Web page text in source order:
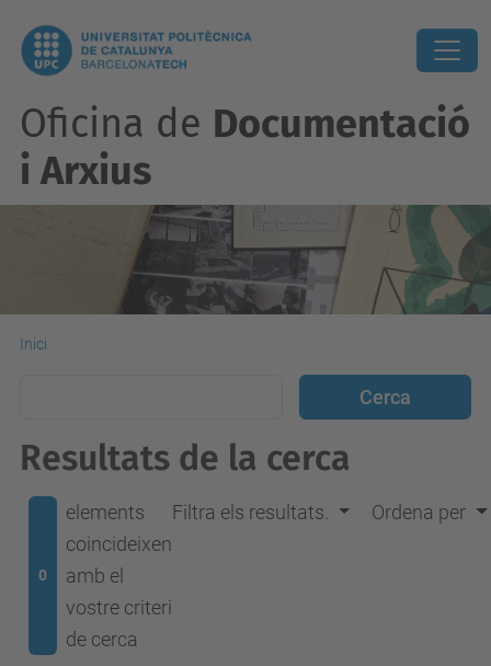
Oficina de Documentació
i Arxius
Inici
Resultats de la cerca
0
elements
coincideixen
amb el
vostre criteri
de cerca
Filtra els resultats. Ordena per